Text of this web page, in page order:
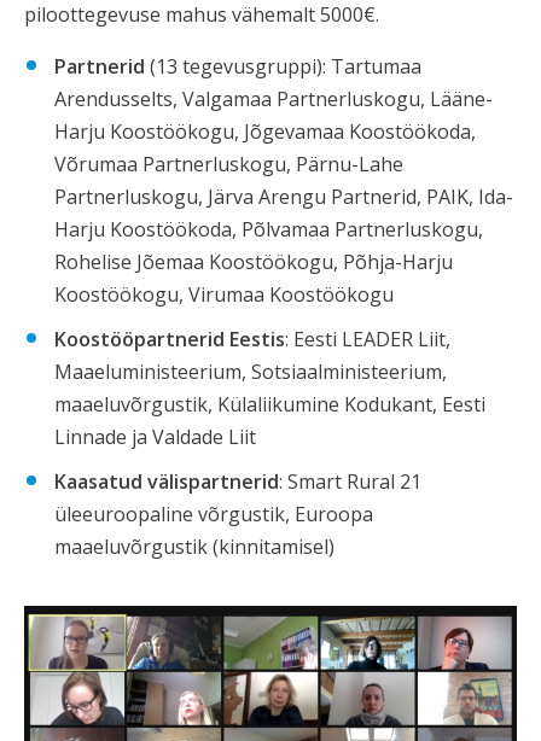
piloottegevuse mahus vähemalt 5000€.
Partnerid (13 tegevusgruppi): Tartumaa
Arendusselts, Valgamaa Partnerluskogu, Lääne-
Harju Koostöökogu, Jõgevamaa Koostöökoda,
Võrumaa Partnerluskogu, Pärnu-Lahe
Partnerluskogu, Järva Arengu Partnerid, PAIK, Ida-
Harju Koostöökoda, Põlvamaa Partnerluskogu,
Rohelise Jõemaa Koostöökogu, Põhja-Harju
Koostöökogu, Virumaa Koostöökogu
Koostööpartnerid Eestis: Eesti LEADER Liit,
Maaeluministeerium, Sotsiaalministeerium,
maaeluvõrgustik, Külaliikumine Kodukant, Eesti
Linnade ja Valdade Liit
Kaasatud välispartnerid: Smart Rural 21
üleeuroopaline võrgustik, Euroopa
maaeluvõrgustik (kinnitamisel)